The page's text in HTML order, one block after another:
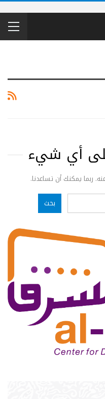
أي شيء
ربما يمكنك أن تساعدنا.